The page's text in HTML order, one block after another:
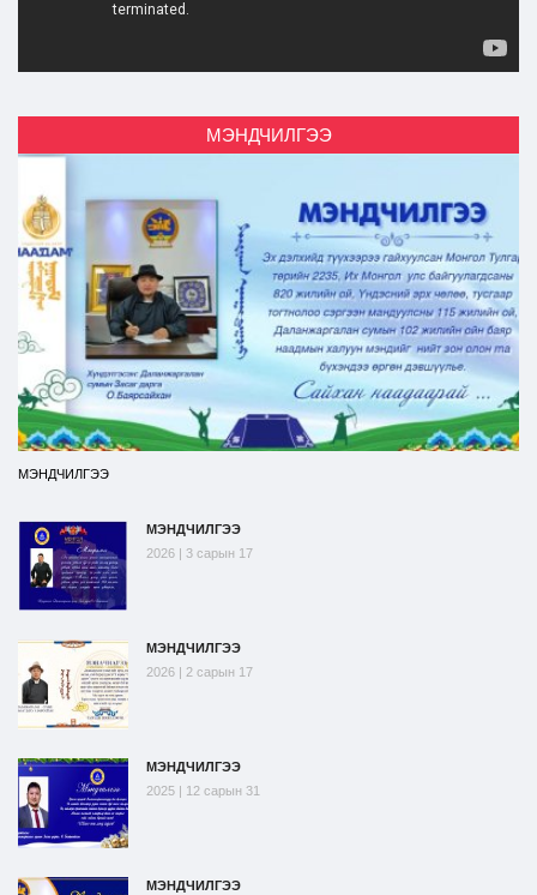
МЭНДЧИЛГЭЭ
МЭНДЧИЛГЭЭ
МЭНДЧИЛГЭЭ
2026 | 3 сарын 17
МЭНДЧИЛГЭЭ
2026 | 2 сарын 17
МЭНДЧИЛГЭЭ
2025 | 12 сарын 31
МЭНДЧИЛГЭЭ